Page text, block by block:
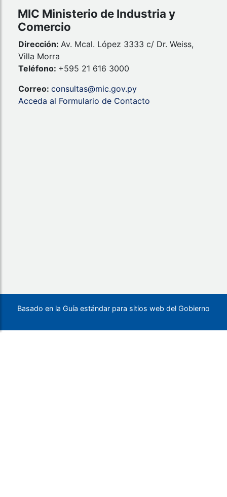
MIC Ministerio de Industria y
Comercio
Dirección: Av. Mcal. López 3333 c/ Dr. Weiss,
Villa Morra
Teléfono: +595 21 616 3000
Correo: consultas@mic.gov.py
Acceda al Formulario de Contacto
Basado en la Guía estándar para sitios web del Gobierno